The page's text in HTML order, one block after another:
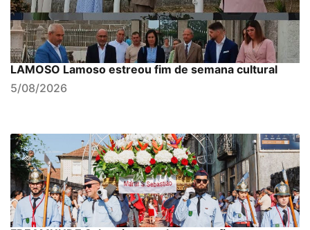
LAMOSO Lamoso estreou fim de semana cultural
5/08/2026